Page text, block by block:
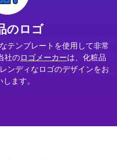
のロゴ
テンプレートを使用して非常
社のロゴメーカーは、化粧品
ンディなロゴのデザインをお
ます。